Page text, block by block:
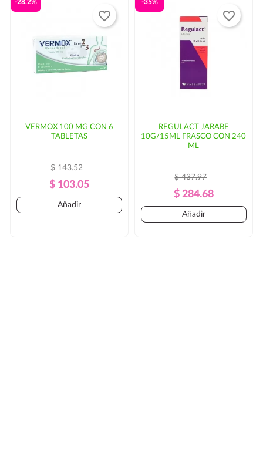
VERMOX 100 MG CON 6
TABLETAS
Precio
Regular
$ 143.52
Precio
$ 103.05
-28.2%
Añadir
favorite_border
REGULACT JARABE
10G/15ML FRASCO CON 240
ML
Precio
Regular
$ 437.97
Precio
$ 284.68
-35%
Añadir
favorite_border